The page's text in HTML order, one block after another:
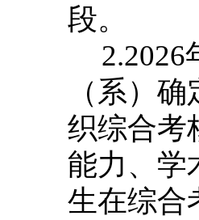
段。
2.2026
（系）
织综合考
能力、学
生在综合